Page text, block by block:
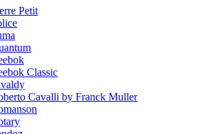
Petit
Classic
Cavalli by Franck Muller